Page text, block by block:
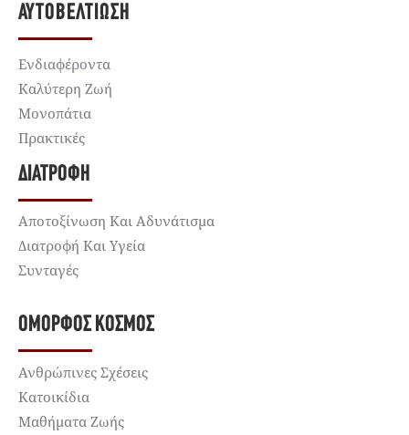
ΑΥΤΟΒΕΛΤΊΩΣΗ
Ενδιαφέροντα
Καλύτερη Ζωή
Μονοπάτια
Πρακτικές
ΔΙΑΤΡΟΦΉ
Αποτοξίνωση Και Αδυνάτισμα
Διατροφή Και Υγεία
Συνταγές
ΌΜΟΡΦΟΣ ΚΌΣΜΟΣ
Ανθρώπινες Σχέσεις
Κατοικίδια
Μαθήματα Ζωής